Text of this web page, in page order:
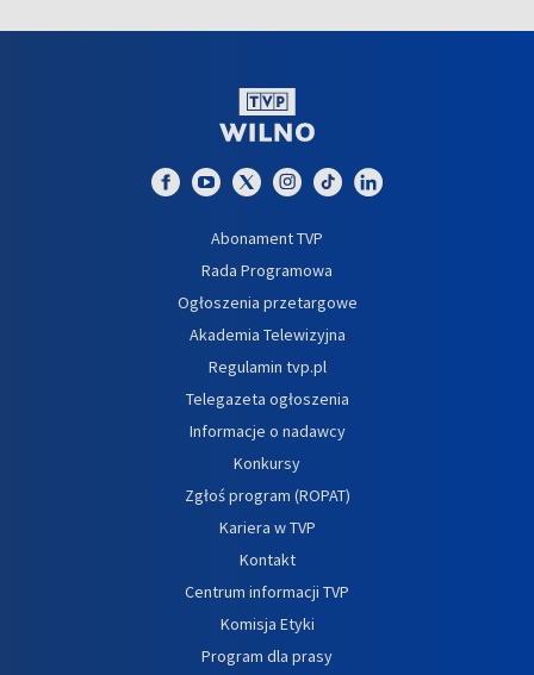
Abonament TVP
Rada Programowa
Ogłoszenia przetargowe
Akademia Telewizyjna
Regulamin tvp.pl
Telegazeta ogłoszenia
Informacje o nadawcy
Konkursy
Zgłoś program (ROPAT)
Kariera w TVP
Kontakt
Centrum informacji TVP
Komisja Etyki
Program dla prasy